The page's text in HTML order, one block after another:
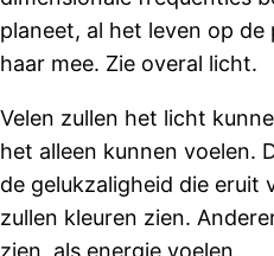
planeet, al het leven op
haar mee. Zie overal licht.
Velen zullen het licht
het alleen kunnen voelen.
de gelukzaligheid die eruit
zullen kleuren zien.
zien, als energie voelen.